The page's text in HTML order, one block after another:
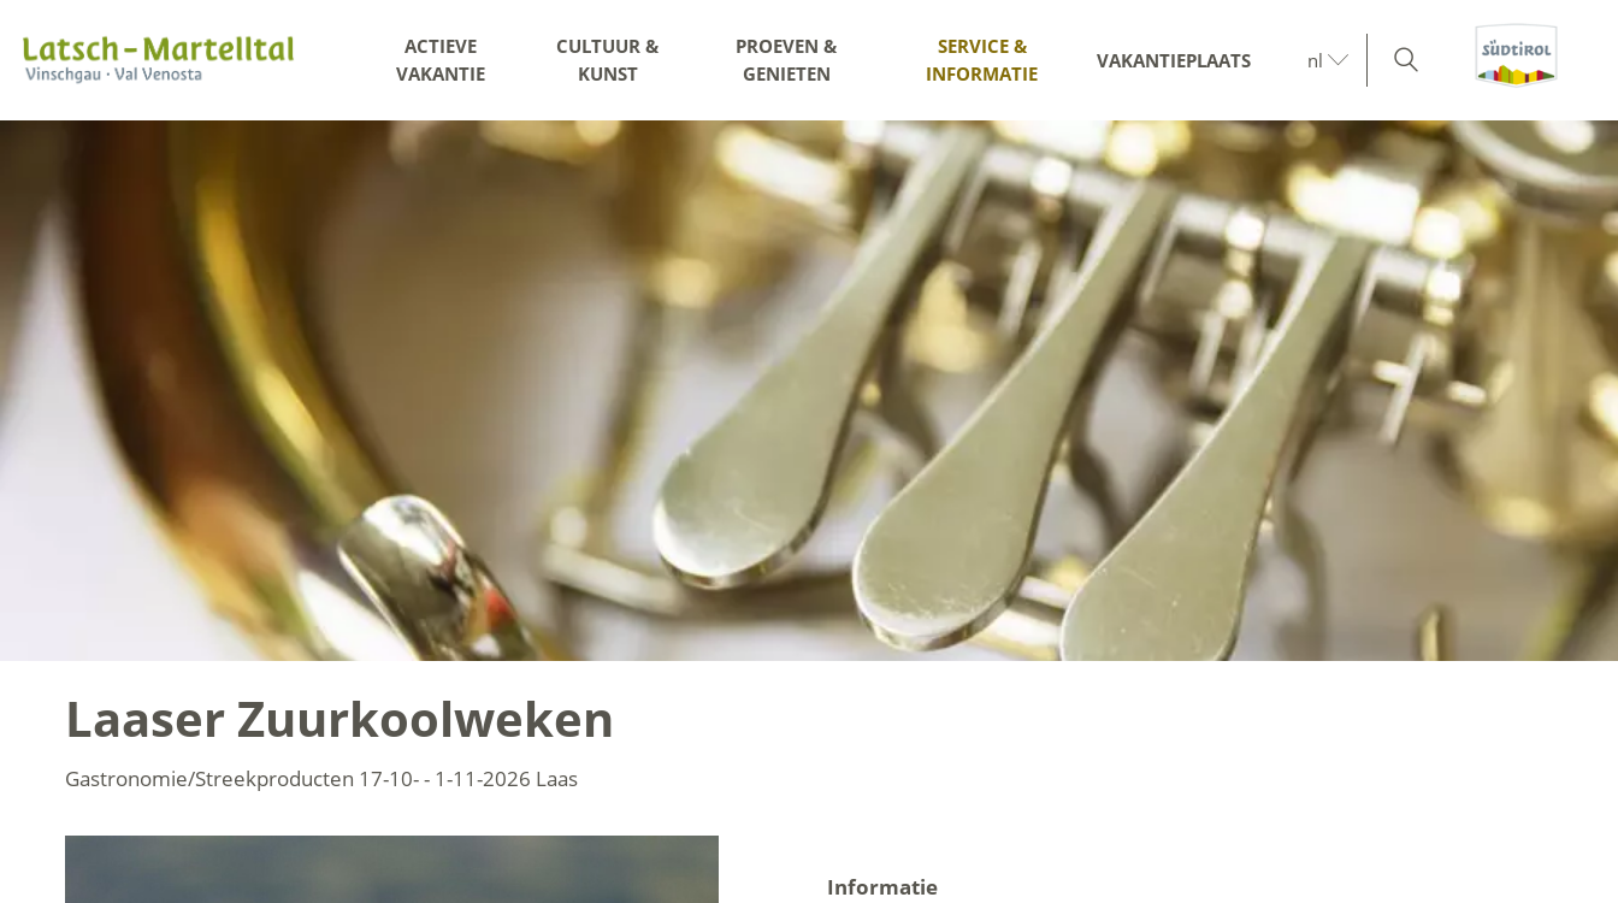
ACTIEVE
VAKANTIE
CULTUUR &
KUNST
PROEVEN &
GENIETEN
SERVICE &
INFORMATIE
VAKANTIEPLAATS nl
Laaser Zuurkoolweken
Gastronomie/Streekproducten 17-10- - 1-11-2026 Laas
Informatie